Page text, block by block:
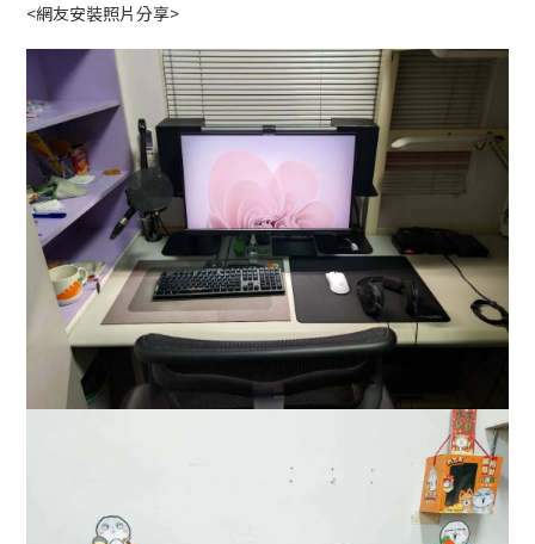
<網友安裝照片分享>